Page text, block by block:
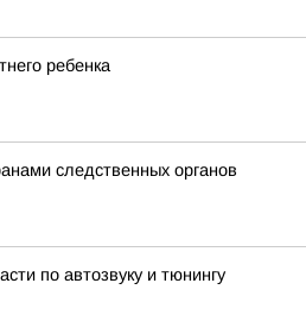
ребенка
следственных органов
по автозвуку и тюнингу